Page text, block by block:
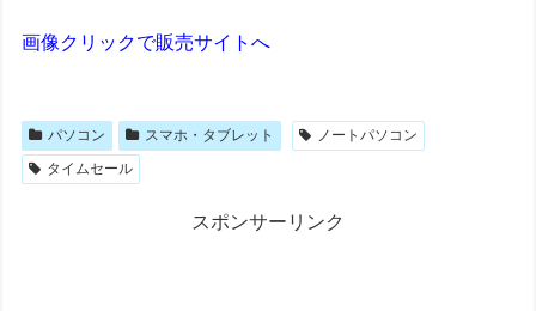
画像クリックで販売サイトへ
パソコン スマホ・タブレット
ノートパソコン
タイムセール
スポンサーリンク